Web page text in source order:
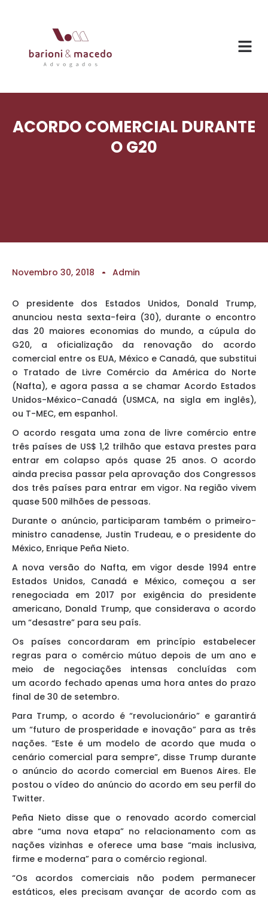
ACORDO COMERCIAL DURANTE
O G20
Novembro 30, 2018 Admin
O presidente dos Estados Unidos, Donald Trump,
anunciou nesta sexta-feira (30), durante o encontro
das 20 maiores economias do mundo, a cúpula do
G20, a oficialização da renovação do acordo
comercial entre os EUA, México e Canadá, que substitui
o Tratado de Livre Comércio da América do Norte
(Nafta), e agora passa a se chamar Acordo Estados
Unidos-México-Canadá (USMCA, na sigla em inglês),
ou T-MEC, em espanhol.
O acordo resgata uma zona de livre comércio entre
três países de US$ 1,2 trilhão que estava prestes para
entrar em colapso após quase 25 anos. O acordo
ainda precisa passar pela aprovação dos Congressos
dos três países para entrar em vigor. Na região vivem
quase 500 milhões de pessoas.
Durante o anúncio, participaram também o primeiro-
ministro canadense, Justin Trudeau, e o presidente do
México, Enrique Peña Nieto.
A nova versão do Nafta, em vigor desde 1994 entre
Estados Unidos, Canadá e México, começou a ser
renegociada em 2017 por exigência do presidente
americano, Donald Trump, que considerava o acordo
um “desastre” para seu país.
Os países concordaram em princípio estabelecer
regras para o comércio mútuo depois de um ano e
meio de negociações intensas concluídas com
um acordo fechado apenas uma hora antes do prazo
final de 30 de setembro.
Para Trump, o acordo é “revolucionário” e garantirá
um “futuro de prosperidade e inovação” para as três
nações. “Este é um modelo de acordo que muda o
cenário comercial para sempre”, disse Trump durante
o anúncio do acordo comercial em Buenos Aires. Ele
postou o vídeo do anúncio do acordo em seu perfil do
Twitter.
Peña Nieto disse que o renovado acordo comercial
abre “uma nova etapa” no relacionamento com as
nações vizinhas e oferece uma base “mais inclusiva,
firme e moderna” para o comércio regional.
“Os acordos comerciais não podem permanecer
estáticos, eles precisam avançar de acordo com as